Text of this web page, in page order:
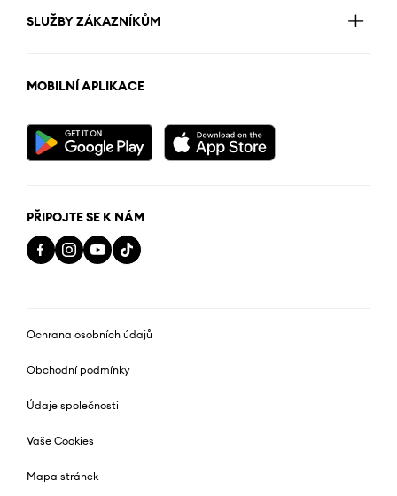
SLUŽBY ZÁKAZNÍKŮM
MOBILNÍ APLIKACE
PŘIPOJTE SE K NÁM
Ochrana osobních údajů
Obchodní podmínky
Údaje společnosti
Vaše Cookies
Mapa stránek